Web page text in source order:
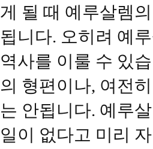
게 될 때 예루살렘
됩니다. 오히려 예
역사를 이룰 수 있
의 형편이나, 여전
는 안됩니다. 예루
일이 없다고 미리